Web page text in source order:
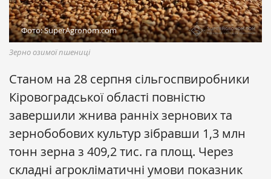
Фото: SuperAgronom.com
Зерно озимої пшениці
Станом на 28 серпня сільгоспвиробники
Кіровоградської області повністю
завершили жнива ранніх зернових та
зернобобових культур зібравши 1,3 млн
тонн зерна з 409,2 тис. га площ. Через
складні агрокліматичні умови показник